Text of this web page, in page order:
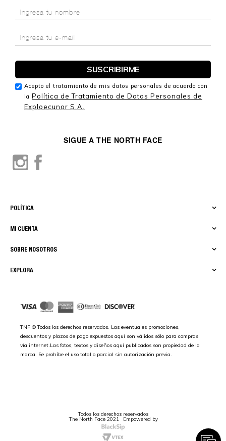
EXPLORA
SOBRE NOSOTROS
MI CUENTA
POLÍTICA
SIGUE A THE NORTH FACE
TNF © Todos los derechos reservados. Las eventuales promociones,
descuentos y plazos de pago expuestos aquí son válidos sólo para compras
vía internet.Las fotos, textos y diseños aquí publicados son propiedad de la
marca. Se prohíbe el uso total o parcial sin autorización previa.
Acepto el tratamiento de mis datos personales de acuerdo con
la Política de Tratamiento de Datos Personales de
Exploecunor S.A.
Todos los derechos reservados
The North Face 2021 Empowered by